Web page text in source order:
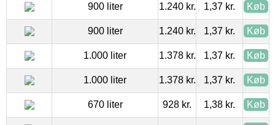
900 liter 1.240 kr. 1,37 kr. Køb
900 liter 1.240 kr. 1,37 kr. Køb
1.000 liter 1.378 kr. 1,37 kr. Køb
1.000 liter 1.378 kr. 1,37 kr. Køb
670 liter 928 kr. 1,38 kr. Køb